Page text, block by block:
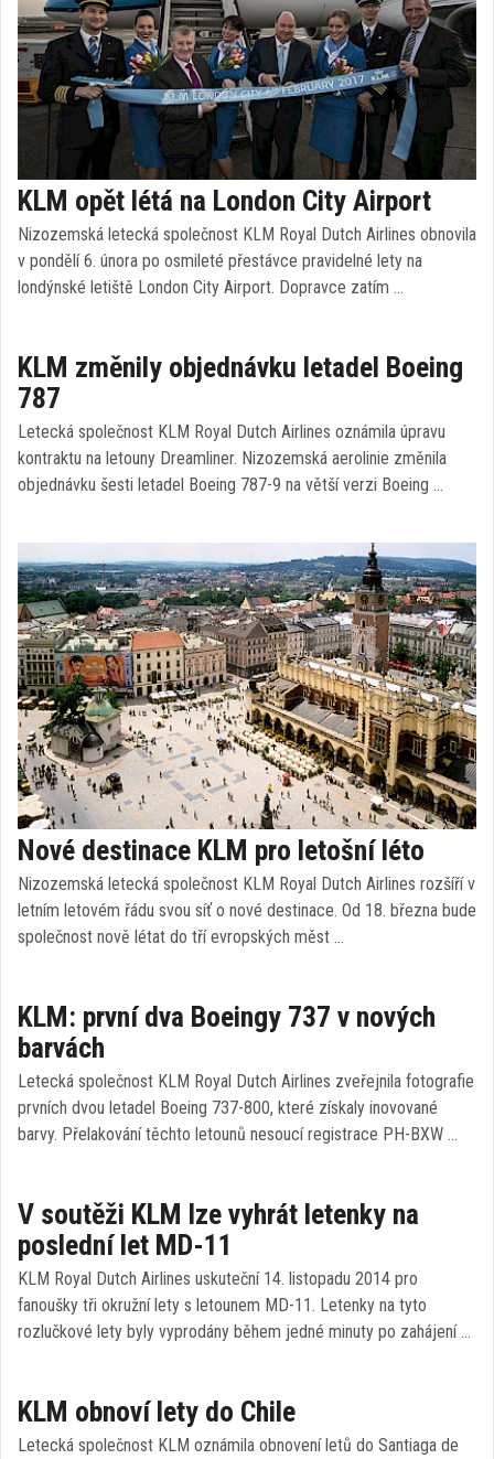
KLM opět létá na London City Airport
Nizozemská letecká společnost KLM Royal Dutch Airlines obnovila
v pondělí 6. února po osmileté přestávce pravidelné lety na
londýnské letiště London City Airport. Dopravce zatím …
KLM změnily objednávku letadel Boeing
787
Letecká společnost KLM Royal Dutch Airlines oznámila úpravu
kontraktu na letouny Dreamliner. Nizozemská aerolinie změnila
objednávku šesti letadel Boeing 787-9 na větší verzi Boeing …
Nové destinace KLM pro letošní léto
Nizozemská letecká společnost KLM Royal Dutch Airlines rozšíří v
letním letovém řádu svou síť o nové destinace. Od 18. března bude
společnost nově létat do tří evropských měst …
KLM: první dva Boeingy 737 v nových
barvách
Letecká společnost KLM Royal Dutch Airlines zveřejnila fotografie
prvních dvou letadel Boeing 737-800, které získaly inovované
barvy. Přelakování těchto letounů nesoucí registrace PH-BXW …
V soutěži KLM lze vyhrát letenky na
poslední let MD-11
KLM Royal Dutch Airlines uskuteční 14. listopadu 2014 pro
fanoušky tři okružní lety s letounem MD-11. Letenky na tyto
rozlučkové lety byly vyprodány během jedné minuty po zahájení …
KLM obnoví lety do Chile
Letecká společnost KLM oznámila obnovení letů do Santiaga de